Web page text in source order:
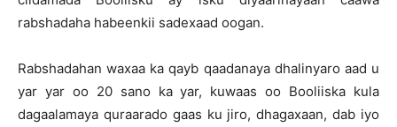
rabshadaha habeenkii sadexaad oogan.
Rabshadahan waxaa ka qayb qaadanaya dhalinyaro aad u
yar yar oo 20 sano ka yar, kuwaas oo Booliiska kula
dagaalamaya quraarado gaas ku jiro, dhagaxaan, dab iyo